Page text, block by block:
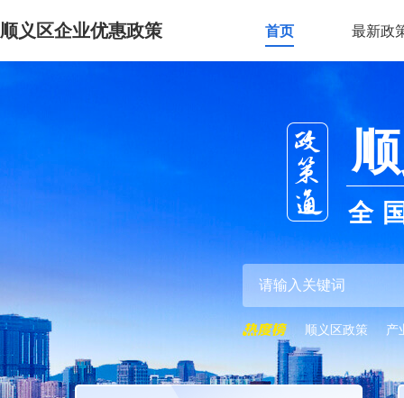
顺义区企业优惠政策 首页 最新政
全
顺义区政策 产